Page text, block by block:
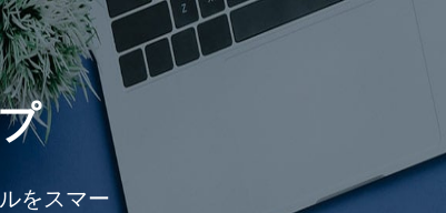
をスマー